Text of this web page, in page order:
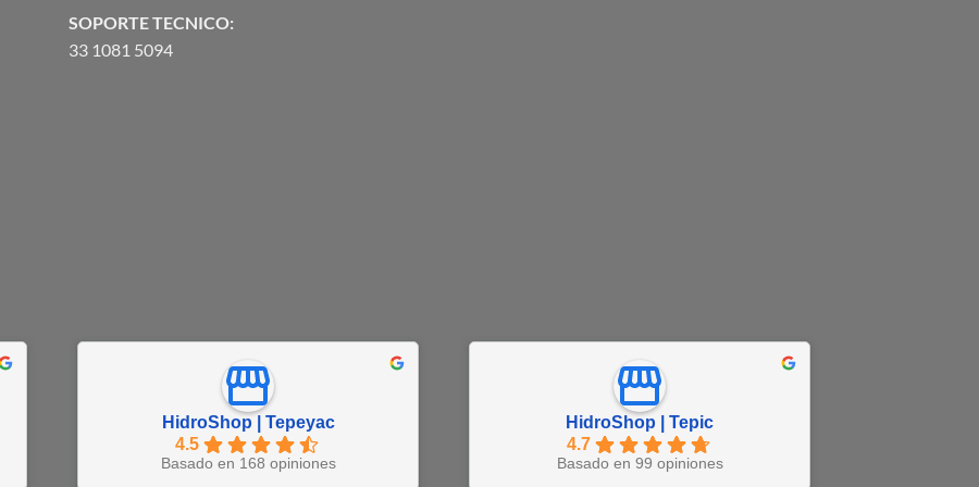
SOPORTE TECNICO:
33 1081 5094
HidroShop | Tepeyac
4.5
Basado en 168 opiniones
HidroShop | Tepic
4.7
Basado en 99 opiniones